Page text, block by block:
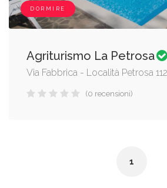
DORMIRE
Agriturismo La Petrosa
Via Fabbrica - Località Petrosa
(0 recensioni)
1